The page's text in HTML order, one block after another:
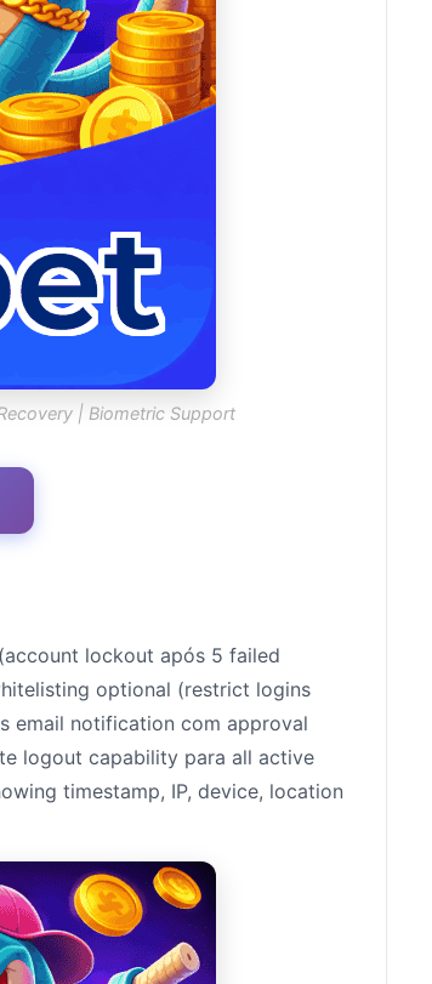
| Biometric Support
lockout após 5 failed
optional (restrict logins
email notification com approval
logout capability para all active
timestamp, IP, device, location